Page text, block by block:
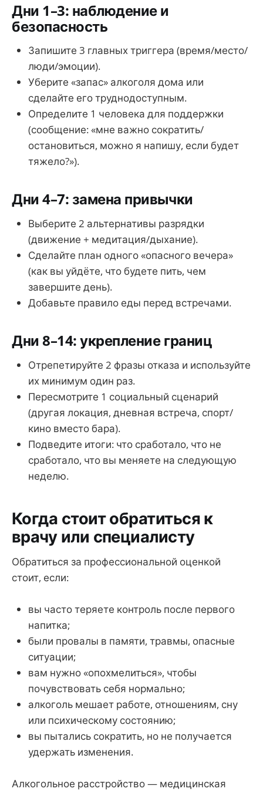
Дни 1–3: наблюдение и
безопасность
Запишите 3 главных триггера (время/место/
люди/эмоции).
Уберите «запас» алкоголя дома или
сделайте его труднодоступным.
Определите 1 человека для поддержки
(сообщение: «мне важно сократить/
остановиться, можно я напишу, если будет
тяжело?»).
Дни 4–7: замена привычки
Выберите 2 альтернативы разрядки
(движение + медитация/дыхание).
Сделайте план одного «опасного вечера»
(как вы уйдёте, что будете пить, чем
завершите день).
Добавьте правило еды перед встречами.
Дни 8–14: укрепление границ
Отрепетируйте 2 фразы отказа и используйте
их минимум один раз.
Пересмотрите 1 социальный сценарий
(другая локация, дневная встреча, спорт/
кино вместо бара).
Подведите итоги: что сработало, что не
сработало, что вы меняете на следующую
неделю.
Когда стоит обратиться к
врачу или специалисту
Обратиться за профессиональной оценкой
стоит, если:
вы часто теряете контроль после первого
напитка;
были провалы в памяти, травмы, опасные
ситуации;
вам нужно «опохмелиться», чтобы
почувствовать себя нормально;
алкоголь мешает работе, отношениям, сну
или психическому состоянию;
вы пытались сократить, но не получается
удержать изменения.
Алкогольное расстройство — медицинская